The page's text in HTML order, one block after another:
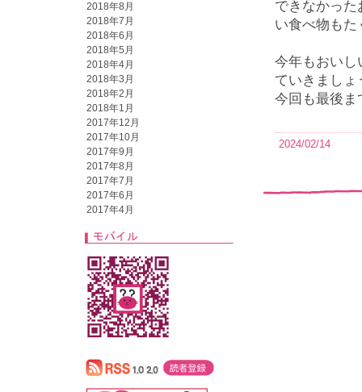
できなかっ
い食べ物もた
今年もおいし
ていきましょ
今回も最後ま
2024/02/14
2018年8月
2018年7月
2018年6月
2018年5月
2018年4月
2018年3月
2018年2月
2018年1月
2017年12月
2017年10月
2017年9月
2017年8月
2017年7月
2017年6月
2017年4月